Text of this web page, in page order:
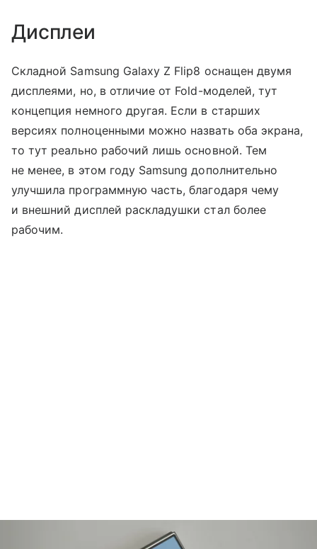
Дисплеи
Складной Samsung Galaxy Z Flip8 оснащен двумя
дисплеями, но, в отличие от Fold-моделей, тут
концепция немного другая. Если в старших
версиях полноценными можно назвать оба экрана,
то тут реально рабочий лишь основной. Тем
не менее, в этом году Samsung дополнительно
улучшила программную часть, благодаря чему
и внешний дисплей раскладушки стал более
рабочим.